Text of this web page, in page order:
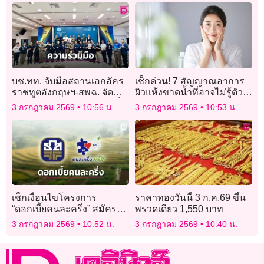
บช.ทท. จับมือสถานเอกอัคร
ราชทูตอังกฤษฯ-สพฉ. จัด
อบรมการช่วยเหลือผู้บาดเจ็บ
ในเหตุฉุกเฉิน
3 กรกฎาคม 2569 10:56 น.
เช็กด่วน! 7 สัญญาณอาการ
ผิวแห้งขาดน้ำที่อาจไม่รู้ตัว
พร้อมทางออกกู้หน้าใส ให้ผิว
ชุ่มชื้น
3 กรกฎาคม 2569 10:53 น.
เช็กเงื่อนไขโครงการ
“ดอกเบี้ยคนละครึ่ง” สมัคร
อย่างไร ใครมีสิทธิบ้าง
3 กรกฎาคม 2569 10:52 น.
ราคาทองวันนี้ 3 ก.ค.69 ขึ้น
พรวดเดียว 1,550 บาท
3 กรกฎาคม 2569 10:40 น.